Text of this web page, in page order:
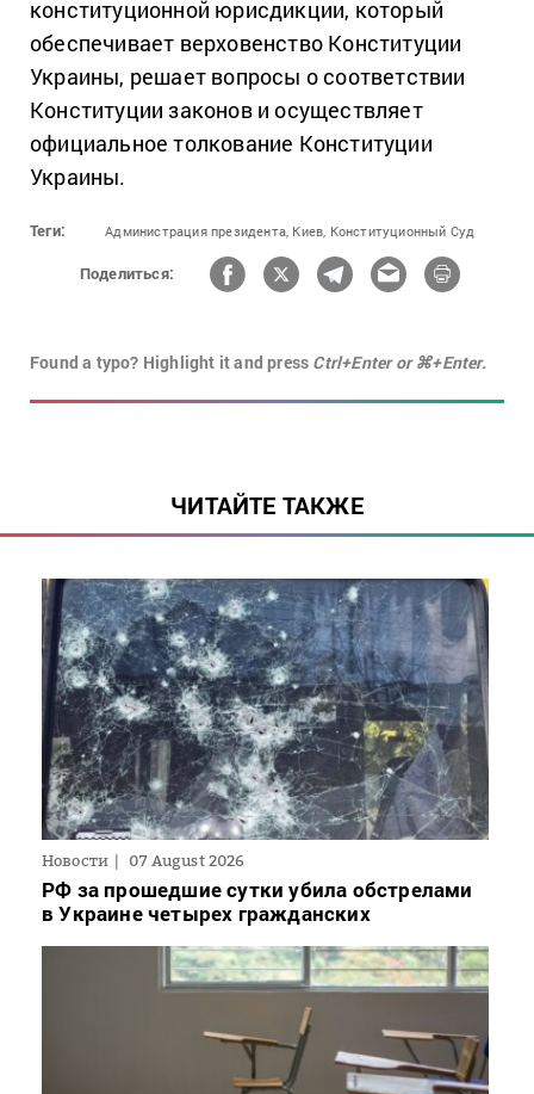
конституционной юрисдикции, который
обеспечивает верховенство Конституции
Украины, решает вопросы о соответствии
Конституции законов и осуществляет
официальное толкование Конституции
Украины.
Теги: Администрация президента, Киев, Конституционный Суд
Поделиться:
Found a typo? Highlight it and press Ctrl+Enter or ⌘+Enter.
ЧИТАЙТЕ ТАКЖЕ
Новости 07 August 2026
РФ за прошедшие сутки убила обстрелами
в Украине четырех гражданских